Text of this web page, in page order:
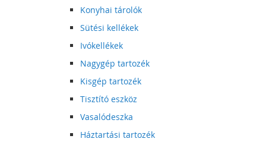
Konyhai tárolók
Sütési kellékek
Ivókellékek
Nagygép tartozék
Kisgép tartozék
Tisztító eszköz
Vasalódeszka
Háztartási tartozék